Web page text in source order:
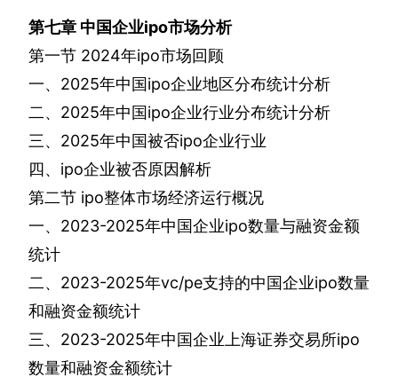
第七章 中国企业ipo市场分析
第一节 2024年ipo市场回顾
一、 2025年中国ipo企业地区分布统计分析
二、 2025年中国ipo企业行业分布统计分析
三、 2025年中国被否ipo企业行业
四、 ipo企业被否原因解析
第二节 ipo整体市场经济运行概况
一、 2023-2025年中国企业ipo数量与融资金额
统计
二、 2023-2025年vc/pe支持的中国企业ipo数量
和融资金额统计
三、 2023-2025年中国企业上海证券交易所ipo
数量和融资金额统计